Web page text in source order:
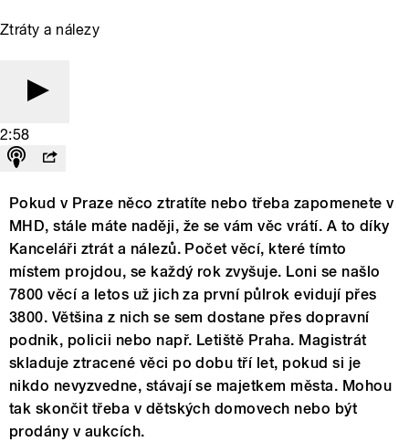
Ztráty a nálezy
2:58
Pokud v Praze něco ztratíte nebo třeba zapomenete v
MHD, stále máte naději, že se vám věc vrátí. A to díky
Kanceláři ztrát a nálezů. Počet věcí, které tímto
místem projdou, se každý rok zvyšuje. Loni se našlo
7800 věcí a letos už jich za první půlrok evidují přes
3800. Většina z nich se sem dostane přes dopravní
podnik, policii nebo např. Letiště Praha. Magistrát
skladuje ztracené věci po dobu tří let, pokud si je
nikdo nevyzvedne, stávají se majetkem města. Mohou
tak skončit třeba v dětských domovech nebo být
prodány v aukcích.